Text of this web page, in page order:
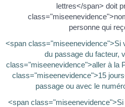
lettres</span> doit
personne qui
<span class="miseenevidence">Si
du passage du facteur,
class="miseenevidence">aller à la
class="miseenevidence">15
passage ou avec le
<span